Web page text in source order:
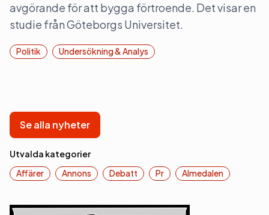
avgörande för att bygga förtroende. Det visar en
studie från Göteborgs Universitet.
Politik Undersökning & Analys
Se alla nyheter
Utvalda kategorier
Affärer
Annons Debatt Pr Almedalen